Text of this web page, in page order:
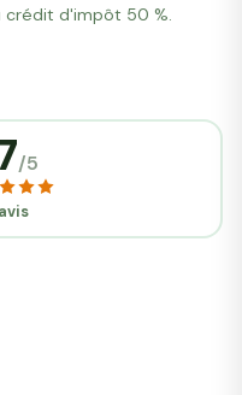
crédit d'impôt 50 %.
/5